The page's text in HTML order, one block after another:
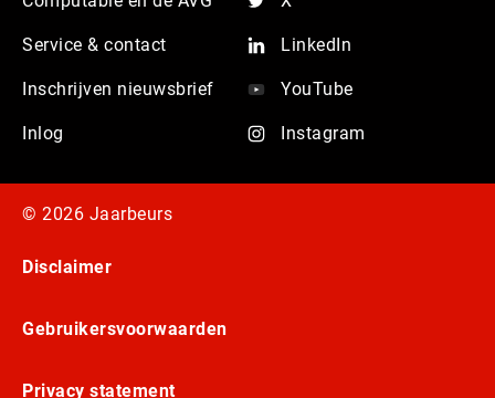
Service & contact
Inschrijven nieuwsbrief
Inlog
LinkedIn
YouTube
Instagram
© 2026 Jaarbeurs
Disclaimer
Gebruikersvoorwaarden
Privacy statement